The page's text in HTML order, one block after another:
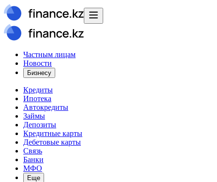
Частным лицам
Новости
Бизнесу
Кредиты
Ипотека
Автокредиты
Займы
Депозиты
Кредитные карты
Дебетовые карты
Связь
Банки
МФО
Еще